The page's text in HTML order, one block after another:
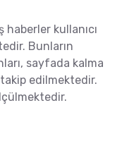
kullanıcı
Bunların
sayfada kalma
edilmektedir.